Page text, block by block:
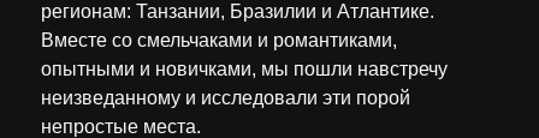
регионам: Танзании, Бразилии и Атлантике.
Вместе со смельчаками и романтиками,
опытными и новичками, мы пошли навстречу
неизведанному и исследовали эти порой
непростые места.